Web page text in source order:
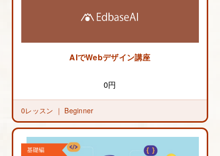
AIでWebデザイン講座
0円
0レッスン ｜ Beginner